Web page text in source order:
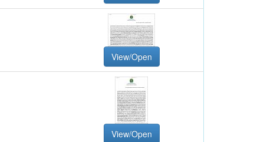
View/Open
View/Open